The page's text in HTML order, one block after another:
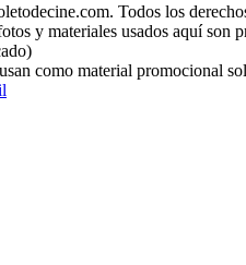
Todos los
y materiales usados aquí son
como material promocional